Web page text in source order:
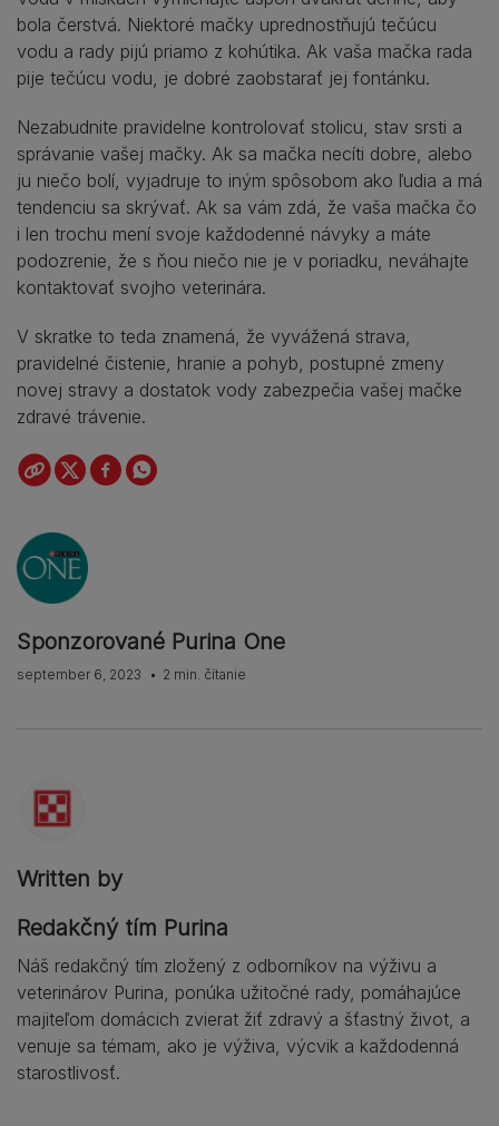
bola čerstvá. Niektoré mačky uprednostňujú tečúcu
vodu a rady pijú priamo z kohútika. Ak vaša mačka rada
pije tečúcu vodu, je dobré zaobstarať jej fontánku.
Nezabudnite pravidelne kontrolovať stolicu, stav srsti a
správanie vašej mačky. Ak sa mačka necíti dobre, alebo
ju niečo bolí, vyjadruje to iným spôsobom ako ľudia a má
tendenciu sa skrývať. Ak sa vám zdá, že vaša mačka čo
i len trochu mení svoje každodenné návyky a máte
podozrenie, že s ňou niečo nie je v poriadku, neváhajte
kontaktovať svojho veterinára.
V skratke to teda znamená, že vyvážená strava,
pravidelné čistenie, hranie a pohyb, postupné zmeny
novej stravy a dostatok vody zabezpečia vašej mačke
zdravé trávenie.
Sponzorované Purina One
september 6, 2023 2 min. čítanie
Written by
Redakčný tím Purina
Náš redakčný tím zložený z odborníkov na výživu a
veterinárov Purina, ponúka užitočné rady, pomáhajúce
majiteľom domácich zvierat žiť zdravý a šťastný život, a
venuje sa témam, ako je výživa, výcvik a každodenná
starostlivosť.